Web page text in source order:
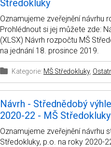
Středokluky
Oznamujeme zveřejnění návrhu
Prohlédnout si jej můžete zde:
(XLSX) Návrh rozpočtu MŠ
na jednání 18. prosince 2019.
Kategorie: MŠ Středokluky,
Návrh - Střednědobý
2020-22 - MŠ Středokluky
Oznamujeme zveřejnění návrhu
Středokluky, p.o. na roky 2020-